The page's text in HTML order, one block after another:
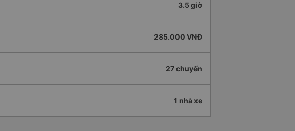
3.5 giờ
285.000 VNĐ
27 chuyến
1 nhà xe